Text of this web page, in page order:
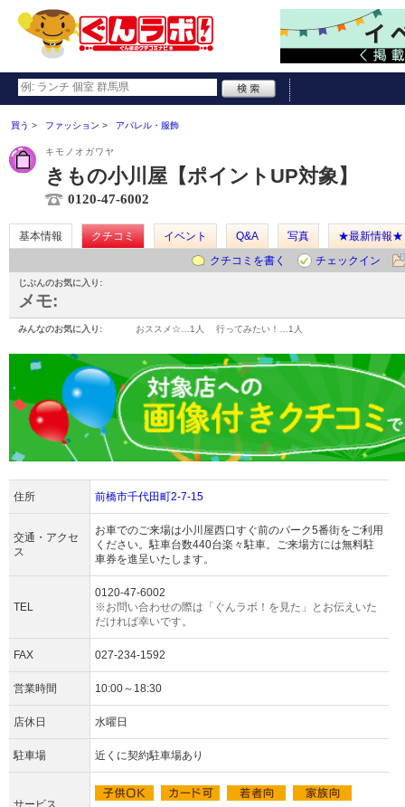
買う ファッション アパレル・服飾
キモノオガワヤ
きもの小川屋【ポイントUP対象】
0120-47-6002
基本情報 クチコミ イベント Q&A 写真
★最新情報★
クチコミを書く
チェックイン
じぶんのお気に入り:
メモ:
みんなのお気に入り: おススメ☆… 1人 行ってみたい！… 1人
住所 前橋市千代田町2-7-15
交通・アクセ
ス
お車でのご来場は小川屋西口すぐ前のパーク5番街をご利用
ください。駐車台数440台楽々駐車。ご来場方には無料駐
車券を進呈いたします。
TEL
0120-47-6002
※お問い合わせの際は「ぐんラボ！を見た」とお伝えいた
だければ幸いです。
FAX 027-234-1592
営業時間 10:00～18:30
店休日 水曜日
駐車場 近くに契約駐車場あり
サービス